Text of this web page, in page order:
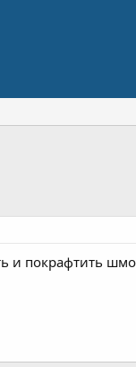
и покрафтить